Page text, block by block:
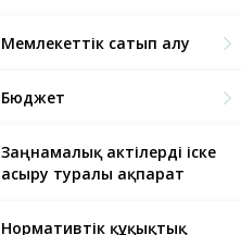
Мемлекеттік сатып алу
Бюджет
Заңнамалық актілерді іске
асыру туралы ақпарат
Нормативтік құқықтық